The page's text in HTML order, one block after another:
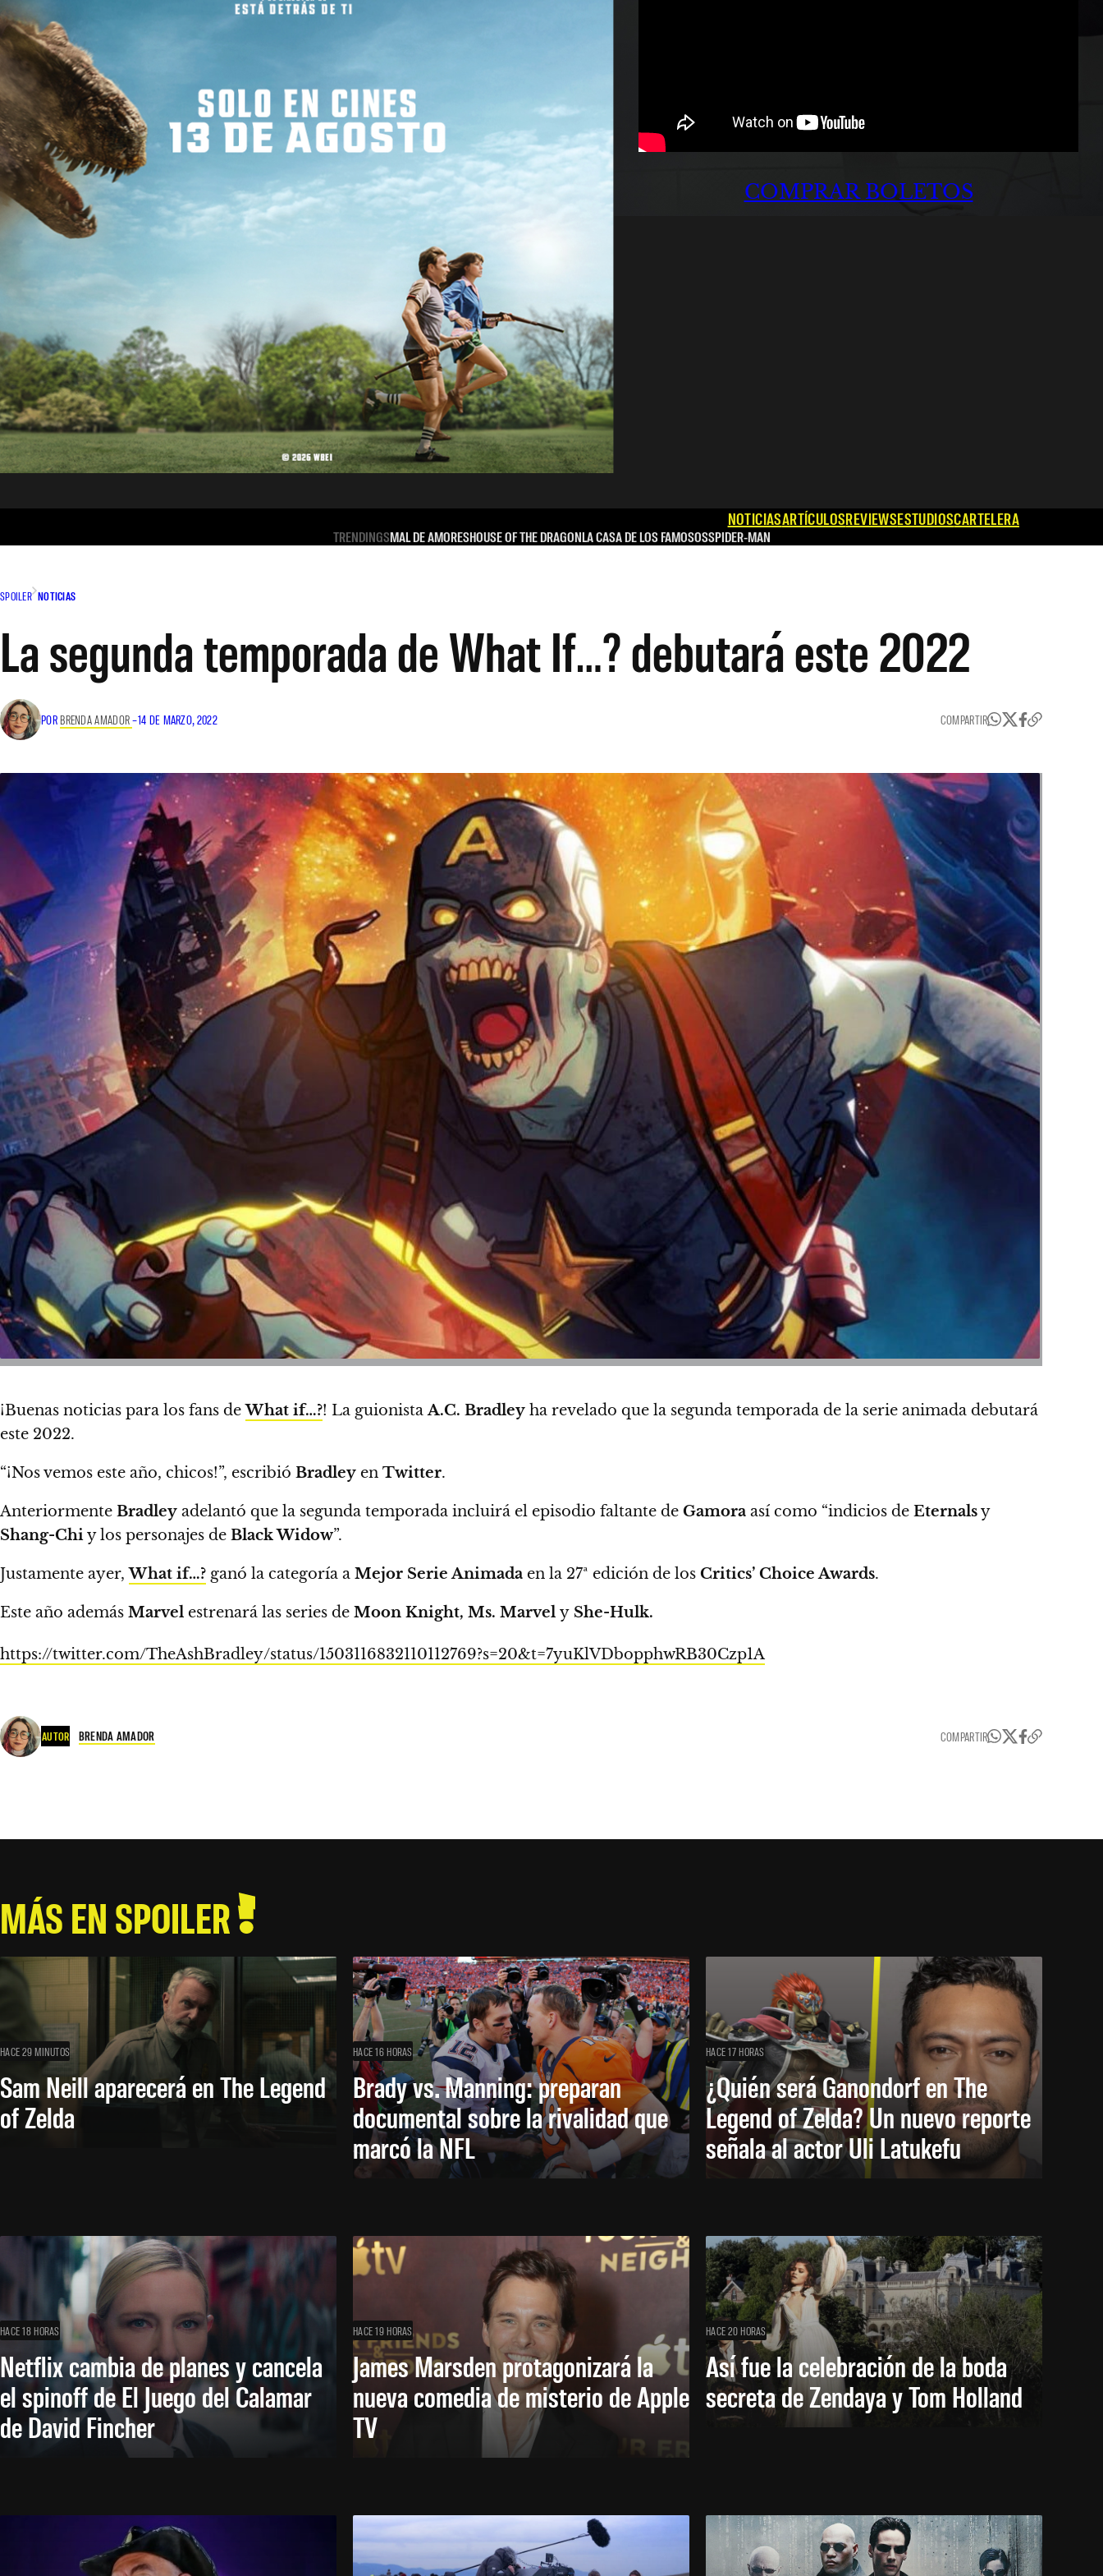
COMPRAR BOLETOS
NOTICIASARTÍCULOSREVIEWSESTUDIOSCARTELERA
TRENDINGSMAL DE AMORESHOUSE OF THE DRAGONLA CASA DE LOS FAMOSOSSPIDER-MAN
SPOILER NOTICIAS
La segunda temporada de What If…? debutará este 2022
POR BRENDA AMADOR–14 DE MARZO, 2022 COMPARTIR
¡Buenas noticias para los fans deWhat if…?! La guionistaA.C. Bradley ha revelado que la segunda temporada de la serie animada debutará
este 2022.
“¡Nos vemos este año, chicos!”, escribió Bradley en Twitter.
Anteriormente Bradley adelantó que la segunda temporada incluirá el episodio faltante de Gamora así como “indicios de Eternalsy
Shang-Chiy los personajes de Black Widow”.
Justamente ayer,What if…? ganó la categoría a Mejor Serie Animada en la 27ª edición de los Critics’ Choice Awards.
Este año además Marvel estrenará las series de Moon Knight, Ms. Marvel y She-Hulk.
https://twitter.com/TheAshBradley/status/1503116832110112769?s=20&t=7yuKlVDbopphwRB30Czp1A
AUTOR BRENDA AMADOR COMPARTIR
MÁS EN SPOILER
HACE 29 MINUTOS
Sam Neill aparecerá en The Legend
of Zelda
HACE 16 HORAS
Brady vs. Manning: preparan
documental sobre la rivalidad que
marcó la NFL
HACE 17 HORAS
¿Quién será Ganondorf en The
Legend of Zelda? Un nuevo reporte
señala al actor Uli Latukefu
HACE 18 HORAS
Netflix cambia de planes y cancela
el spinoff de El Juego del Calamar
de David Fincher
HACE 19 HORAS
James Marsden protagonizará la
nueva comedia de misterio de Apple
TV
HACE 20 HORAS
Así fue la celebración de la boda
secreta de Zendaya y Tom Holland